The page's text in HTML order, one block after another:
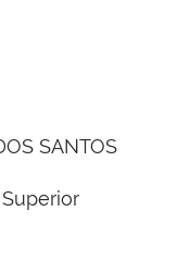
SANTOS